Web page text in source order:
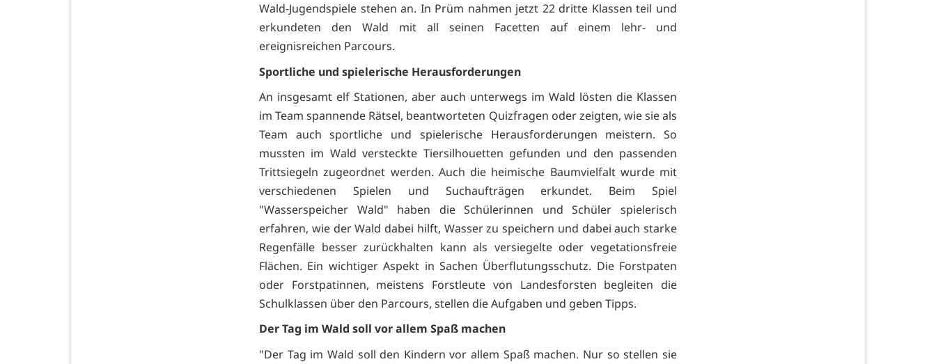
Wald-Jugendspiele stehen an. In Prüm nahmen jetzt 22 dritte Klassen teil und
erkundeten den Wald mit all seinen Facetten auf einem lehr- und
ereignisreichen Parcours.
Sportliche und spielerische Herausforderungen
An insgesamt elf Stationen, aber auch unterwegs im Wald lösten die Klassen
im Team spannende Rätsel, beantworteten Quizfragen oder zeigten, wie sie als
Team auch sportliche und spielerische Herausforderungen meistern. So
mussten im Wald versteckte Tiersilhouetten gefunden und den passenden
Trittsiegeln zugeordnet werden. Auch die heimische Baumvielfalt wurde mit
verschiedenen Spielen und Suchaufträgen erkundet. Beim Spiel
"Wasserspeicher Wald" haben die Schülerinnen und Schüler spielerisch
erfahren, wie der Wald dabei hilft, Wasser zu speichern und dabei auch starke
Regenfälle besser zurückhalten kann als versiegelte oder vegetationsfreie
Flächen. Ein wichtiger Aspekt in Sachen Überflutungsschutz. Die Forstpaten
oder Forstpatinnen, meistens Forstleute von Landesforsten begleiten die
Schulklassen über den Parcours, stellen die Aufgaben und geben Tipps.
Der Tag im Wald soll vor allem Spaß machen
"Der Tag im Wald soll den Kindern vor allem Spaß machen. Nur so stellen sie